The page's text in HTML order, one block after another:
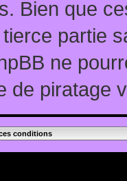
Bien que
partie
ne
de piratage